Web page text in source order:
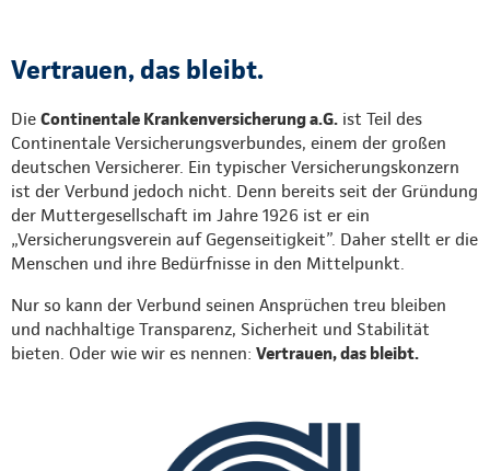
Vertrauen, das bleibt.
Die Continentale Krankenversicherung a.G. ist Teil des
Continentale Versicherungsverbundes, einem der großen
deutschen Versicherer. Ein typischer Versicherungskonzern
ist der Verbund jedoch nicht. Denn bereits seit der Gründung
der Muttergesellschaft im Jahre 1926 ist er ein
„Versicherungsverein auf Gegenseitigkeit”. Daher stellt er die
Menschen und ihre Bedürfnisse in den Mittelpunkt.
Nur so kann der Verbund seinen Ansprüchen treu bleiben
und nachhaltige Transparenz, Sicherheit und Stabilität
bieten. Oder wie wir es nennen: Vertrauen, das bleibt.